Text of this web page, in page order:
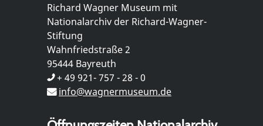
Richard Wagner Museum mit
Nationalarchiv der Richard-Wagner-
Stiftung
Wahnfriedstraße 2
95444 Bayreuth
+ 49 921- 757 - 28 - 0
info@wagnermuseum.de